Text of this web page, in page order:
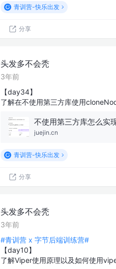
青训营-快乐出发
分享
头发多不会秃
3年前
【day34】
了解在不使用第三方库使用
不使用第三方库怎么实
juejin.cn
青训营-快乐出发
分享
头发多不会秃
3年前
#青训营 x 字节后端训练营#
【day10】
了解Viper使用原理以及如何使用